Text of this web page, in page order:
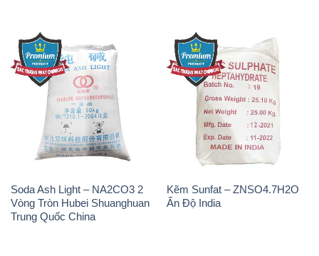
Soda Ash Light – NA2CO3 2
Vòng Tròn Hubei Shuanghuan
Trung Quốc China
Kẽm Sunfat – ZNSO4.7H2O
Ấn Độ India